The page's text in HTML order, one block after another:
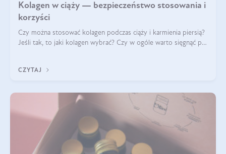
Kolagen w ciąży — bezpieczeństwo stosowania i
korzyści
Czy można stosować kolagen podczas ciąży i karmienia piersią?
Jeśli tak, to jaki kolagen wybrać? Czy w ogóle warto sięgnąć po
CZYTAJ